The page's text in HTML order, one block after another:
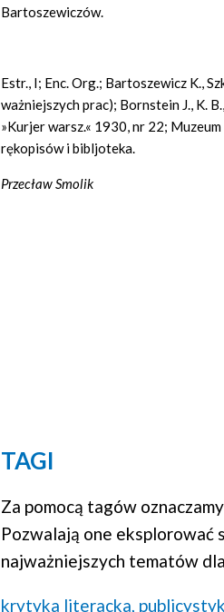
Bartoszewiczów.
Estr., I; Enc. Org.; Bartoszewicz K.,
ważniejszych prac); Bornstein J., K.
»Kurjer warsz.« 1930, nr 22;
rękopisów i bibljoteka.
Przecław Smolik
TAGI
Za pomocą tagów
Pozwalają one eksplorować
najważniejszych tematów
krytyka literacka,